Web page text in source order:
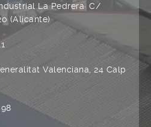
La Pedrera· C/
(Alicante)
Valenciana, 24 Calp